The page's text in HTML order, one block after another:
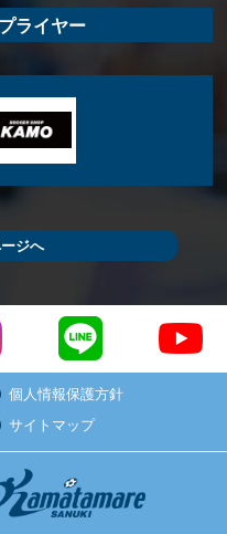
ライヤー
ジへ
個人情報保護方針
サイトマップ